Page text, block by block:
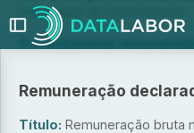
Remuneração
Título: Remuneração bruta
intensidade do conhecimento
Componente
Regular
Não regular